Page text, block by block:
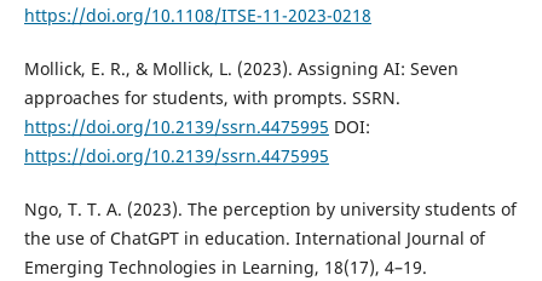
https://doi.org/10.1108/ITSE-11-2023-0218
Mollick, E. R., & Mollick, L. (2023). Assigning AI: Seven
approaches for students, with prompts. SSRN.
https://doi.org/10.2139/ssrn.4475995 DOI:
https://doi.org/10.2139/ssrn.4475995
Ngo, T. T. A. (2023). The perception by university students of
the use of ChatGPT in education. International Journal of
Emerging Technologies in Learning, 18(17), 4–19.